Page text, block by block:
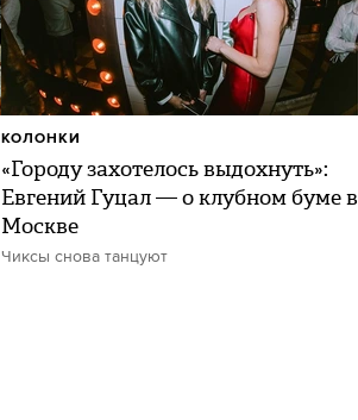
«Городу захотелось выдохнуть»:
Евгений Гуцал — о клубном буме в
Москве
Чиксы снова танцуют
КОЛОНКИ